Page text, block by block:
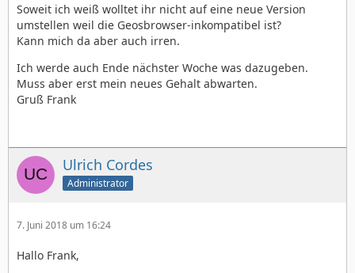
Soweit ich weiß wolltet ihr nicht auf eine neue Version
umstellen weil die Geosbrowser-inkompatibel ist?
Kann mich da aber auch irren.
Ich werde auch Ende nächster Woche was dazugeben.
Muss aber erst mein neues Gehalt abwarten.
Gruß Frank
Ulrich Cordes
Administrator
7. Juni 2018 um 16:24
Hallo Frank,